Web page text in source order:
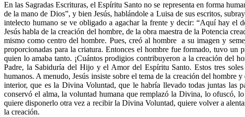
En las Sagradas Escrituras, el Espíritu Santo no se representa en forma
de la mano de Dios”, y bien Jesús, hablándole a Luisa de sus escritos,
intelecto humano se ve obligado a agachar la frente y decir: “Aquí hay el
Jesús habla de la creación del hombre, de la obra maestra de la Potencia
mismo como centro del hombre. Pues, creó al hombre a su imagen y
proporcionadas para la criatura. Entonces el hombre fue formado, tuvo un
quien lo amaba tanto. ¡Cuántos prodigios contribuyeron a la creación del
Padre, la Sabiduría del Hijo y el Amor del Espíritu Santo. Estos tres
humanos. A menudo, Jesús insiste sobre el tema de la creación del
interior, que es la Divina Voluntad, que le habría llevado todas juntas las
conservó el alma, la voluntad humana que remplazó la Divina, lo ofuscó,
quiere disponerlo otra vez a recibir la Divina Voluntad, quiere volver a
la creación.